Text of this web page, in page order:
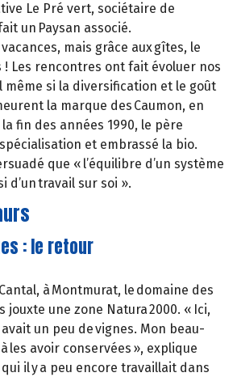
Le Pré vert, sociétaire de
un Paysan associé.
mais grâce aux gîtes, le
! Les rencontres ont fait évoluer nos
si la diversification et le goût
la marque des Caumon, en
fin des années 1990, le père
et embrassé la bio.
que « l’équilibre d’un système
d’un travail sur soi ».
: le retour
à Montmurat, le domaine des
jouxte une zone Natura 2000. « Ici,
un peu de vignes. Mon beau-
les avoir conservées », explique
il y a peu encore travaillait dans